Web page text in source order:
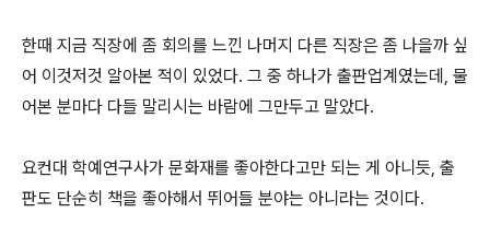
한때 지금 직장에 좀 회의를 느낀 나머지 다른 직장은 좀 나을까 싶
어 이것저것 알아본 적이 있었다. 그 중 하나가 출판업계였는데, 물
어본 분마다 다들 말리시는 바람에 그만두고 말았다.
요컨대 학예연구사가 문화재를 좋아한다고만 되는 게 아니듯, 출
판도 단순히 책을 좋아해서 뛰어들 분야는 아니라는 것이다.